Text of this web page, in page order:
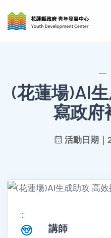
(花蓮場)AI
寫政府
活動日期｜
:::
課程講座
講師